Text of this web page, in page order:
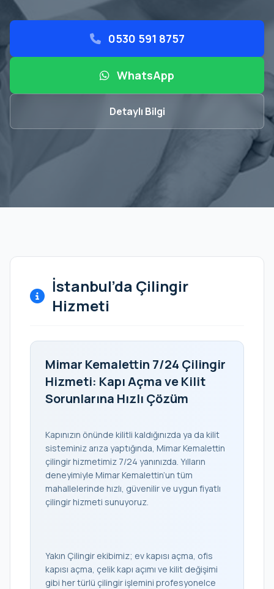
0530 591 8757
WhatsApp
Detaylı Bilgi
İstanbul’da Çilingir
Hizmeti
Mimar Kemalettin 7/24 Çilingir
Hizmeti: Kapı Açma ve Kilit
Sorunlarına Hızlı Çözüm
Kapınızın önünde kilitli kaldığınızda ya da kilit
sisteminiz arıza yaptığında, Mimar Kemalettin
çilingir hizmetimiz 7/24 yanınızda. Yılların
deneyimiyle Mimar Kemalettin’un tüm
mahallelerinde hızlı, güvenilir ve uygun fiyatlı
çilingir hizmeti sunuyoruz.
Yakın Çilingir ekibimiz; ev kapısı açma, ofis
kapısı açma, çelik kapı açımı ve kilit değişimi
gibi her türlü çilingir işlemini profesyonelce